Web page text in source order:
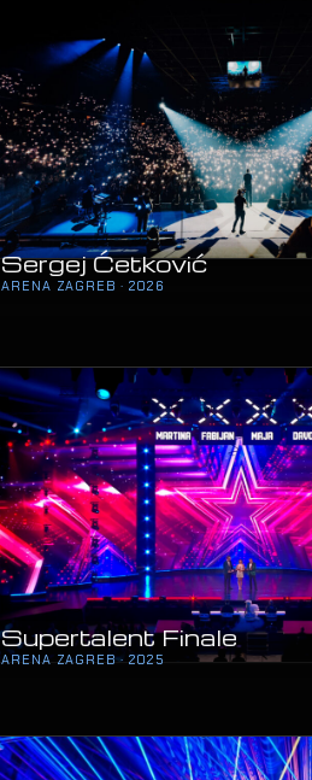
Sergej Ćetković
ARENA ZAGREB · 2026
Supertalent Finale
ARENA ZAGREB · 2025